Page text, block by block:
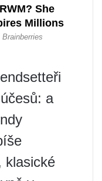
a
klasické